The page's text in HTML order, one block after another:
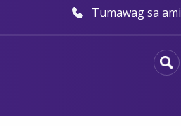
Tumawag sa